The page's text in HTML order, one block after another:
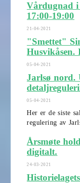
Vårdugnad
17:00-19:00
21-04-2021
"Smettet"
Husvikåsen.
05-04-2021
Jarlsø nord.
05-04-2021
Her er de siste
regulering av
Årsmøte
digitalt.
24-03-2021